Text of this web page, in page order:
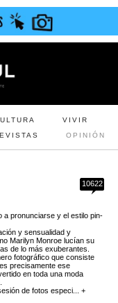
VIVIR
OPINIÓN
10622
a pronunciarse y el estilo pin-
y sensualidad y
Marilyn Monroe lucían su
de lo más exuberantes.
fotográfico que consiste
precisamente ese
en toda una moda
de fotos especi... +